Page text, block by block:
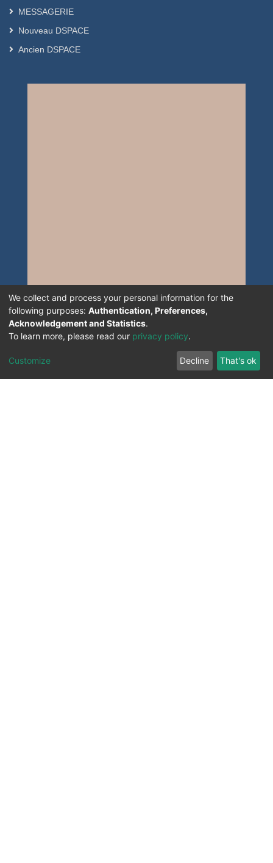
MESSAGERIE
Nouveau DSPACE
Ancien DSPACE
We collect and process your personal information for the
following purposes: Authentication, Preferences,
Acknowledgement and Statistics.
To learn more, please read our privacy policy.
Customize Decline That's ok